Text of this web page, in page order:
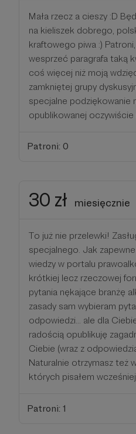
Mała rzecz a cieszy :D
na kieliszek dobrego,
kraftowego piwa :)
wesprzeć paragrafa taką
coś więcej niż moją
zamkniętej grupy
specjalne podziękowanie
opublikowanej
Patroni: 0
30 zł miesięcznie
To już nie przelewki!
specjalnego. Jak
wiedzy w portalu
krótkiej lecz rzeczowej
pytania nękające branżę
zasady sam wybieram
odpowiedzi... ale dla
radością opublikuję
Ciebie (wraz z
Naturalnie otrzymasz też
których pisałem
Patroni: 1